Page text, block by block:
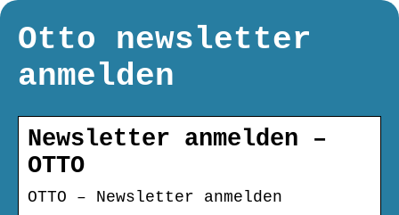
Otto newsletter
anmelden
Newsletter anmelden –
OTTO
OTTO – Newsletter anmelden